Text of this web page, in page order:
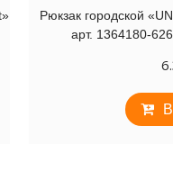
Рюкзак городской
арт. 1364180-